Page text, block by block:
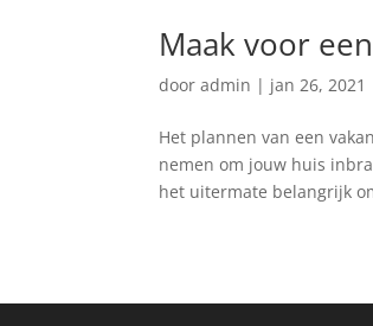
Maak voor
dooradmin | jan 26, 2021
Het plannen van een
nemen om jouw huis
het uitermate belangrijk